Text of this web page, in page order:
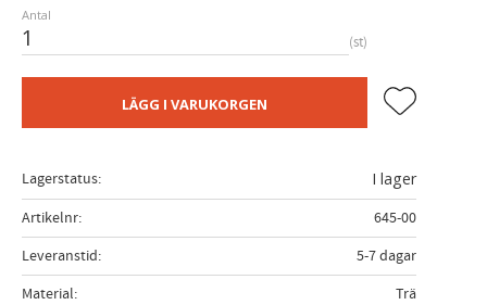
Antal
st
LÄGG I VARUKORGEN Lägg till i
Lagerstatus
I lager
Artikelnr
645-00
Leveranstid
5-7 dagar
Material
Trä